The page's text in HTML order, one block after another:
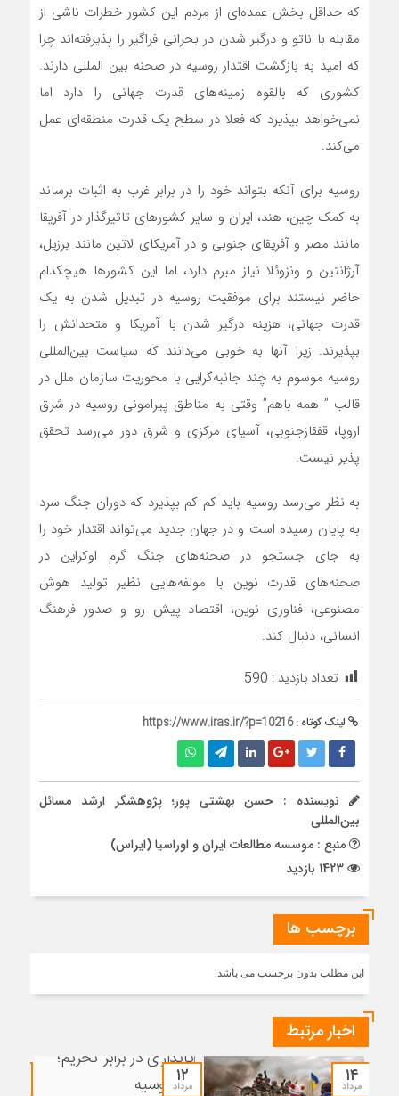
که حداقل بخش عمده‌ای از مردم این کشور خطرات ناشی از
مقابله با ناتو و درگیر شدن در بحرانی فراگیر را پذیرفته‌اند چرا
که امید به بازگشت اقتدار روسیه در صحنه بین المللی دارند.
کشوری که بالقوه زمینه‌های قدرت جهانی را دارد اما
نمی‌خواهد بپذیرد که فعلا در سطح یک قدرت منطقه‌ای عمل
می‌کند.
روسیه برای آنکه بتواند خود را در برابر غرب به اثبات برساند
به کمک چین، هند، ایران و سایر کشورهای تاثیرگذار در آفریقا
مانند مصر و آفریقای جنوبی و در آمریکای لاتین مانند برزیل،
آرژانتین و ونزوئلا نیاز مبرم دارد، اما این کشورها هیچکدام
حاضر نیستند برای موفقیت روسیه در تبدیل شدن به یک
قدرت جهانی، هزینه درگیر شدن با آمریکا و متحدانش را
بپذیرند. زیرا آنها به خوبی می‌دانند که سیاست بین‌المللی
روسیه موسوم به چند جانبه‌گرایی با محوریت سازمان ملل در
قالب ” همه باهم” وقتی به مناطق پیرامونی روسیه در شرق
اروپا، قفقازجنوبی، آسیای مرکزی و شرق دور می‌رسد تحقق
پذیر نیست.
به نظر می‌رسد روسیه باید کم کم‌ بپذیرد که دوران جنگ سرد
به پایان رسیده است و در جهان جدید‌ می‌تواند اقتدار خود را
به جای جستجو در صحنه‌های جنگ گرم اوکراین در
صحنه‌های قدرت نوین با مولفه‌هایی نظیر تولید هوش
مصنوعی، فناوری نوین، اقتصاد پیش رو و صدور فرهنگ
انسانی، دنبال کند.‌
تعداد بازدید : 590
لینک کوتاه :https://www.iras.ir/?p=10216
نویسنده : حسن بهشتی پور؛ پژوهشگر ارشد مسائل
بین‌المللی
منبع : موسسه مطالعات ایران و اوراسیا (ایراس)
برچسب ها
این مطلب بدون برچسب می باشد.
اخبار مرتبط
۱۴
مرداد ۱۲
مرداد